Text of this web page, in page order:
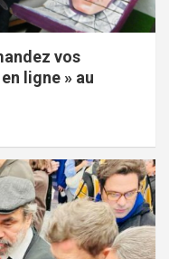
vos
ligne » au